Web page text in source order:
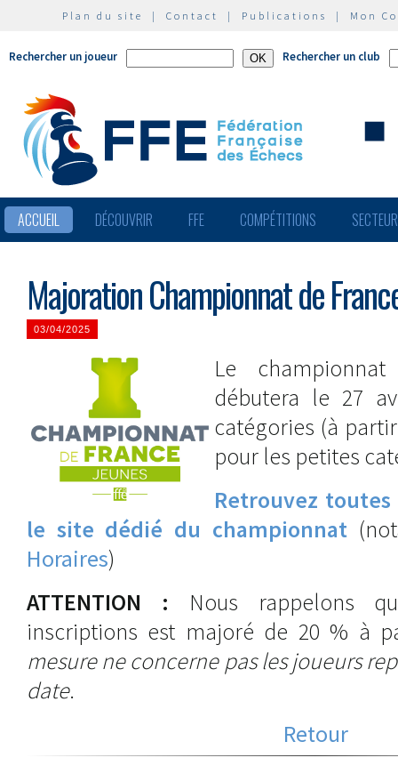
Plan du site | Contact | Publications | Mon
Rechercher un joueur Rechercher un club
ACCUEIL DÉCOUVRIR FFE COMPÉTITIONS
Majoration Championnat de
03/04/2025
Le
débutera le 27
catégories (à
pour les petites
Retrouvez
le site dédié du championnat
Horaires)
ATTENTION : Nous rappelons
inscriptions est majoré de 20 % à
mesure ne concerne pas les joueurs
date.
Retour